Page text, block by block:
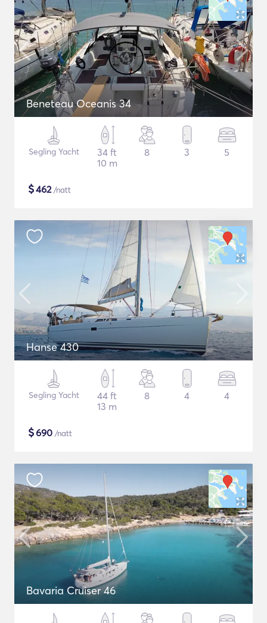
Beneteau Oceanis 34
Segling Yacht
34 ft
10 m
8 3 5
$462/natt
Hanse 430
Segling Yacht
44 ft
13 m
8 4 4
$690 /natt
Bavaria Cruiser 46